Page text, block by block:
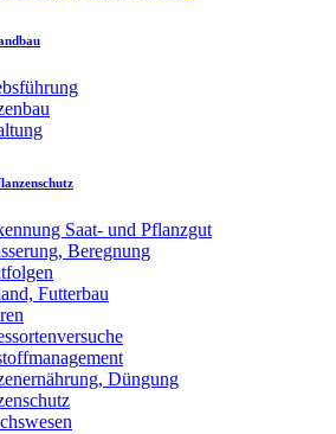
Saat- und Pflanzgut
Beregnung
Futterbau
Düngung